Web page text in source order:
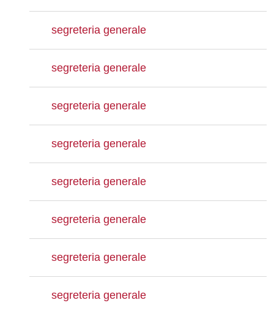
segreteria generale
segreteria generale
segreteria generale
segreteria generale
segreteria generale
segreteria generale
segreteria generale
segreteria generale